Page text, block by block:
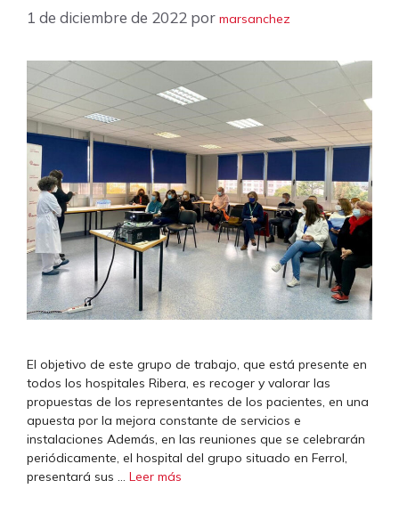
1 de diciembre de 2022 por marsanchez
El objetivo de este grupo de trabajo, que está presente en
todos los hospitales Ribera, es recoger y valorar las
propuestas de los representantes de los pacientes, en una
apuesta por la mejora constante de servicios e
instalaciones Además, en las reuniones que se celebrarán
periódicamente, el hospital del grupo situado en Ferrol,
presentará sus … Leer más